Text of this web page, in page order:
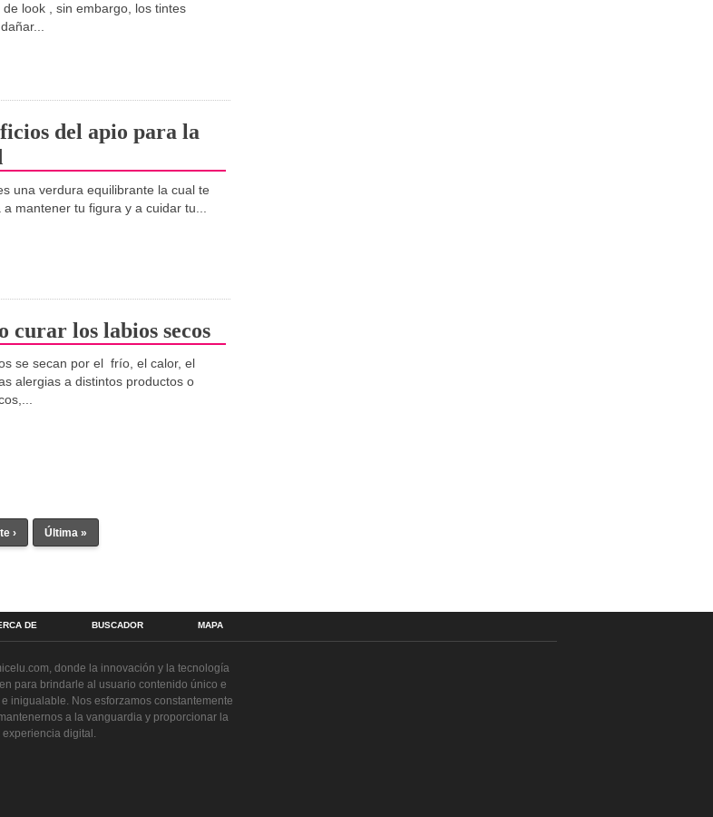
de look , sin embargo, los tintes
del apio para la
una verdura equilibrante la cual te
mantener tu figura y a cuidar tu...
curar los labios secos
se secan por el frío, el calor, el
alergias a distintos productos o
› Última »
DE BUSCADOR MAPA
donde la innovación y la tecnología
para brindarle al usuario contenido único e
inigualable. Nos esforzamos constantemente
a la vanguardia y proporcionar la
experiencia digital.